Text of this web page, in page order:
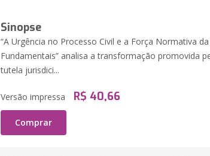
Sinopse
“A Urgência no Processo Civil e a Força Normativa
Fundamentais” analisa a transformação promovida
tutela jurisdici...
Versão impressa R$ 40,66
Comprar